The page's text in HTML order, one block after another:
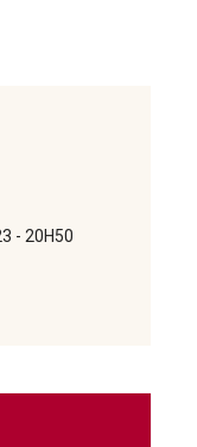
- 20H50